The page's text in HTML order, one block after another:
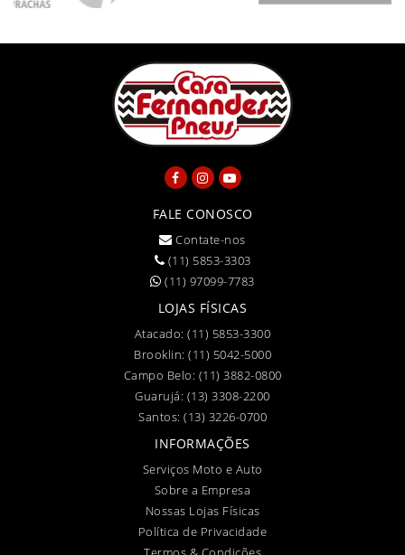
FALE CONOSCO
Contate-nos
(11) 5853-3303
(11) 97099-7783
LOJAS FÍSICAS
Atacado:(11) 5853-3300
Brooklin: (11) 5042-5000
Campo Belo: (11) 3882-0800
Guarujá: (13) 3308-2200
Santos: (13) 3226-0700
INFORMAÇÕES
Serviços Moto e Auto
Sobre a Empresa
Nossas Lojas Físicas
Política de Privacidade